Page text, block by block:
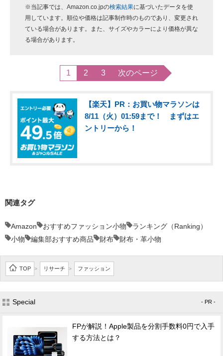
※当記事では、Amazon.co.jpの検索結果に基づいたデータを使
用しています。順位や価格は記事制作時のものであり、変更され
ている場合があります。また、サイズやカラーにより価格が異な
る場合があります。
1 2 3 次のページ
【楽天】PR：お買い物マラソンは
8/11（火）01:59まで！ まずはエ
ントリーから！
関連タグ
Amazon おすすめファッション小物
ランキング（Ranking）
小物
編集部おすすめ商品 財布 財布・革小物
TOP > リサーチ > ファッション
Special - PR -
FPが解説！Apple製品を分割手数料0円で入手
する方法とは？